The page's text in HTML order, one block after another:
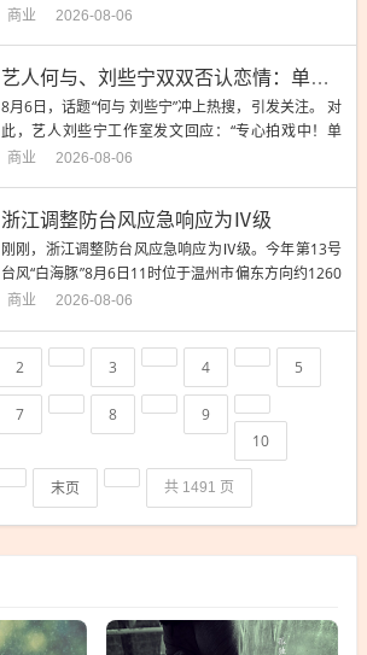
伤。声明说，死者分别为以军第55装甲旅的一名连长
商业 2026-08-06
艺人何与、刘些宁双双否认恋情：单身，勿扰；两人绯闻已持续三年
8月6日，话题“何与 刘些宁”冲上热搜，引发关注。 对
此，艺人刘些宁工作室发文回应：“专心拍戏中！单
身！勿扰！”演员何与官方资讯账号回应：“单身勿
1996年8月26日出生于宁夏回族自治区银川市，影视
男演员...
商业 2026-08-06
浙江调整防台风应急响应为Ⅳ级
刚刚，浙江调整防台风应急响应为Ⅳ级。今年第13号
台风“白海豚”8月6日11时位于温州市偏东方向约1260
公里的洋面上，中心附近最大风力14级（强台风
向西偏北方向移动，强度变化不大或略有增强。受“白
海豚”影响，东海海域6日夜里起风力逐渐增强，7—
8...
商业 2026-08-06
2 3 4 5
7 8
9
10
末页 共 1491 页